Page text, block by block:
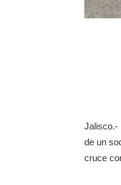
Jalisco.-
de un
cruce